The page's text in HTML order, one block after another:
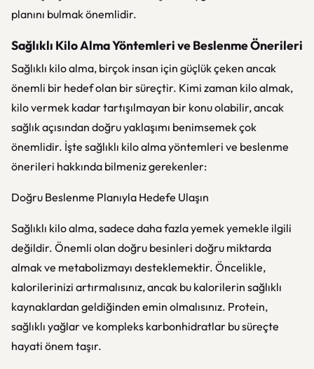
planını bulmak önemlidir.
Sağlıklı Kilo Alma Yöntemleri ve Beslenme Önerileri
Sağlıklı kilo alma, birçok insan için güçlük çeken ancak
önemli bir hedef olan bir süreçtir. Kimi zaman kilo almak,
kilo vermek kadar tartışılmayan bir konu olabilir, ancak
sağlık açısından doğru yaklaşımı benimsemek çok
önemlidir. İşte sağlıklı kilo alma yöntemleri ve beslenme
önerileri hakkında bilmeniz gerekenler:
Doğru Beslenme Planıyla Hedefe Ulaşın
Sağlıklı kilo alma, sadece daha fazla yemek yemekle ilgili
değildir. Önemli olan doğru besinleri doğru miktarda
almak ve metabolizmayı desteklemektir. Öncelikle,
kalorilerinizi artırmalısınız, ancak bu kalorilerin sağlıklı
kaynaklardan geldiğinden emin olmalısınız. Protein,
sağlıklı yağlar ve kompleks karbonhidratlar bu süreçte
hayati önem taşır.